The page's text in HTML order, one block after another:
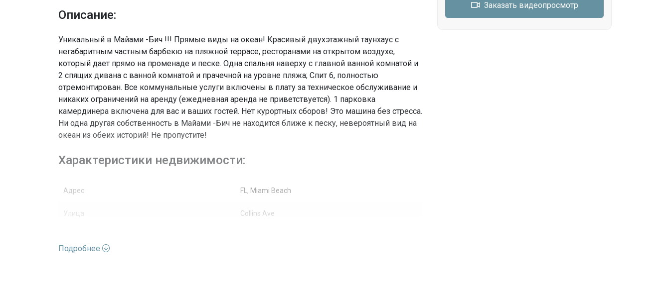
Описание:
Уникальный в Майами -Бич !!! Прямые виды на океан! Красивый двухэтажный таунхаус с
негабаритным частным барбекю на пляжной террасе, ресторанами на открытом воздухе,
который дает прямо на променаде и песке. Одна спальня наверху с главной ванной комнатой и
2 спящих дивана с ванной комнатой и прачечной на уровне пляжа; Спит 6, полностью
отремонтирован. Все коммунальные услуги включены в плату за техническое обслуживание и
никаких ограничений на аренду (ежедневная аренда не приветствуется). 1 парковка
камердинера включена для вас и ваших гостей. Нет курортных сборов! Это машина без стресса.
Ни одна другая собственность в Майами -Бич не находится ближе к песку, невероятный вид на
океан из обеих историй! Не пропустите!
Характеристики недвижимости:
Адрес FL, Miami Beach
Улица Collins Ave
Подробнее
Заказать видеопросмотр